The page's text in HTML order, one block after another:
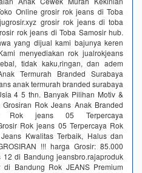
Online grosir rok jeans di Toba
grosir rok jeans di toba
rok jeans di Toba Samosir hub.
yang dijual kami bajunya keren
menyediakan rok jualrokjeans
tidak kaku,ringan, dan adem
Termurah Branded Surabaya
anak termurah branded surabaya
4 5 thn. Banyak Pilihan Motiv &
Rok Jeans Anak Branded
Rok jeans 05 Terpercaya
Rok jeans 05 Terpercaya Rok
Kwalitas Terbaik, Halus dan
!!! harga Grosir: 85.000
di Bandung jeansbro.rajaproduk
Bandung Rok JEANS Premium